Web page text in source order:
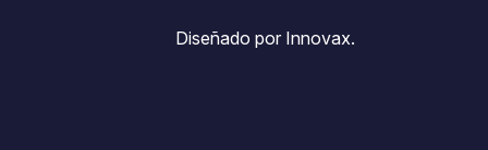
Diseñado por Innovax.